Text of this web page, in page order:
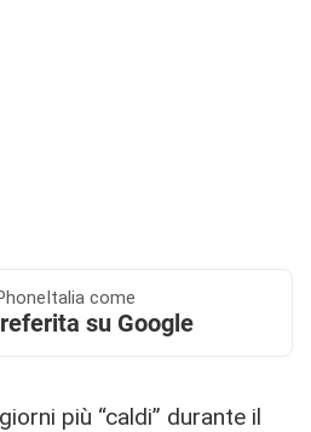
come
su Google
più “caldi” durante il